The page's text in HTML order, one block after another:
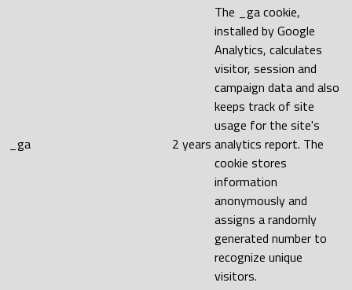
_ga 2 years
The _ga cookie,
installed by Google
Analytics, calculates
visitor, session and
campaign data and also
keeps track of site
usage for the site's
analytics report. The
cookie stores
information
anonymously and
assigns a randomly
generated number to
recognize unique
visitors.